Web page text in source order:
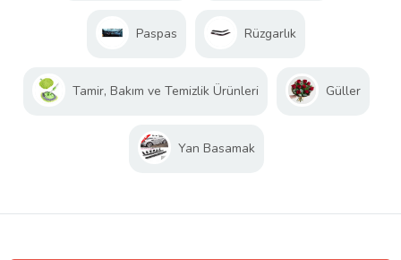
Paspas Rüzgarlık
Tamir, Bakım ve Temizlik Ürünleri Güller
Yan Basamak